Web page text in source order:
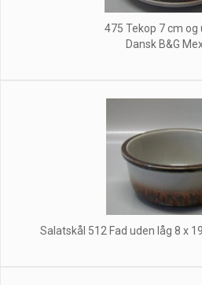
475 Tekop 7 cm og
Dansk B&G
Salatskål 512 Fad uden låg 8 x 19